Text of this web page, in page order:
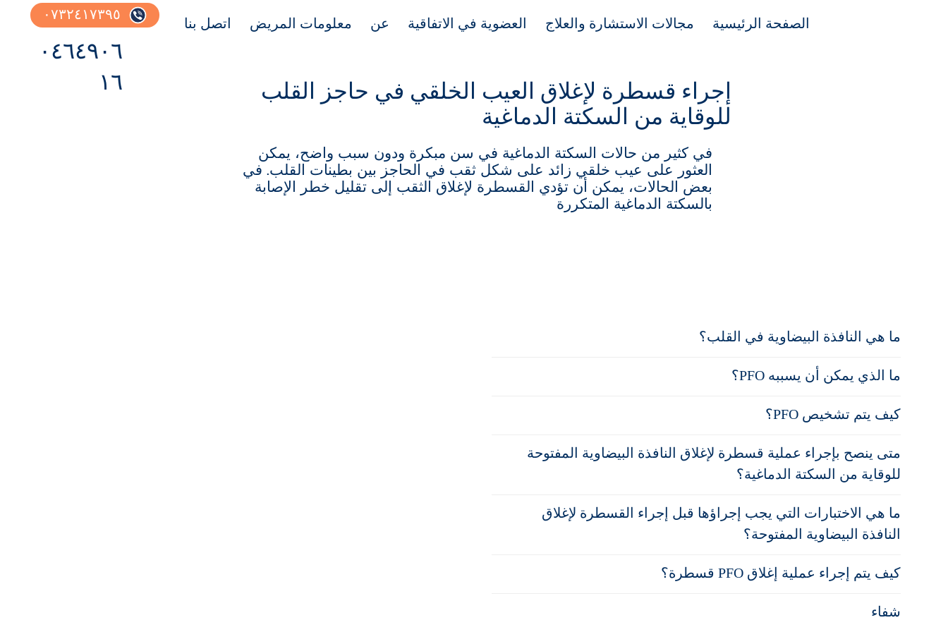
٠٧٣٢٤١٧٣٩٥
٠٤٦٤٩٠٦
١٦
الصفحة الرئيسية مجالات الاستشارة والعلاج العضوية في الاتفاقية عن معلومات المريض اتصل بنا
في كثير من حالات السكتة الدماغية في سن مبكرة ودون سبب واضح، يمكن
العثور على عيب خلقي زائد على شكل ثقب في الحاجز بين بطينات القلب. في
بعض الحالات، يمكن أن تؤدي القسطرة لإغلاق الثقب إلى تقليل خطر الإصابة
بالسكتة الدماغية المتكررة
إجراء قسطرة لإغلاق العيب الخلقي في حاجز القلب
للوقاية من السكتة الدماغية
ما هي النافذة البيضاوية في القلب؟
ما الذي يمكن أن يسببه PFO؟
كيف يتم تشخيص PFO؟
متى ينصح بإجراء عملية قسطرة لإغلاق النافذة البيضاوية المفتوحة
للوقاية من السكتة الدماغية؟
ما هي الاختبارات التي يجب إجراؤها قبل إجراء القسطرة لإغلاق
النافذة البيضاوية المفتوحة؟
كيف يتم إجراء عملية إغلاق PFO قسطرة؟
شفاء